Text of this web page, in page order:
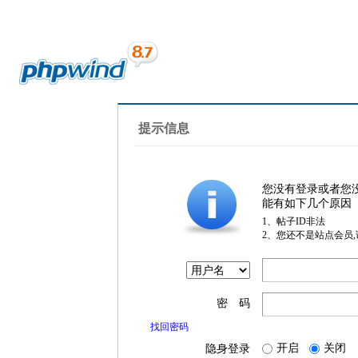
提示信息
您没有登录或者您
能有如下几个原因
1、帖子ID非法
2、您还不是站点会员
密 码
找回密码
隐身登录 开启 关闭